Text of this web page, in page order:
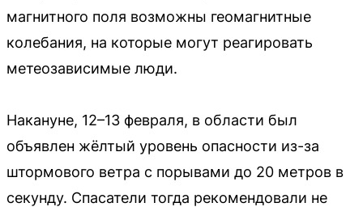
магнитного поля возможны геомагнитные
колебания, на которые могут реагировать
метеозависимые люди.
Накануне, 12–13 февраля, в области был
объявлен жёлтый уровень опасности из-за
штормового ветра с порывами до 20 метров в
секунду. Спасатели тогда рекомендовали не